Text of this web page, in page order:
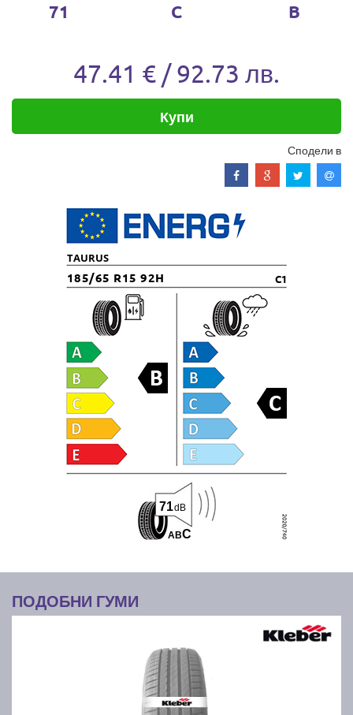
71 C B
47.41 € / 92.73 лв.
Купи
Сподели в
TAURUS
185/65 R15 92H C1
ABC
71dB
ПОДОБНИ ГУМИ